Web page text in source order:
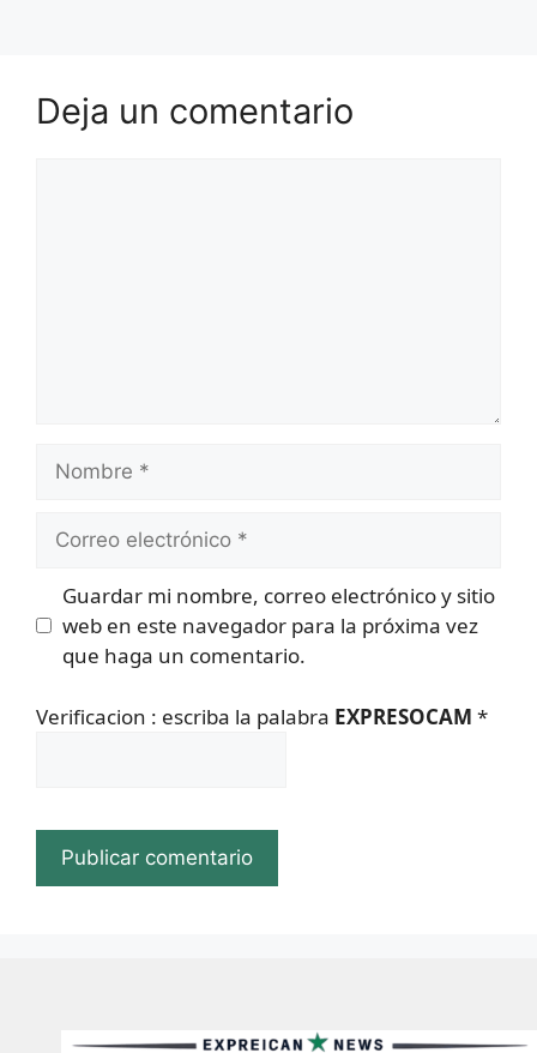
Deja un comentario
Nombre
Correo
Guardar mi nombre, correo electrónico y sitio
web en este navegador para la próxima vez
que haga un comentario.
Verificacion : escriba la palabra EXPRESOCAM *